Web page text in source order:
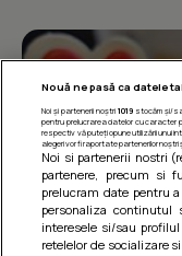
Nouă ne pasă ca datele
Noi și partenerii noștri 1019stocăm și/
pentru prelucrarea datelor cu caracter
respectiv vă puteți opune utilizării unui
alegeri vor fi raportate partenerilor
Noi si partenerii nostri
partenere, precum si
prelucram date pentru
personaliza
interesele si/sau
retelelor de socializare